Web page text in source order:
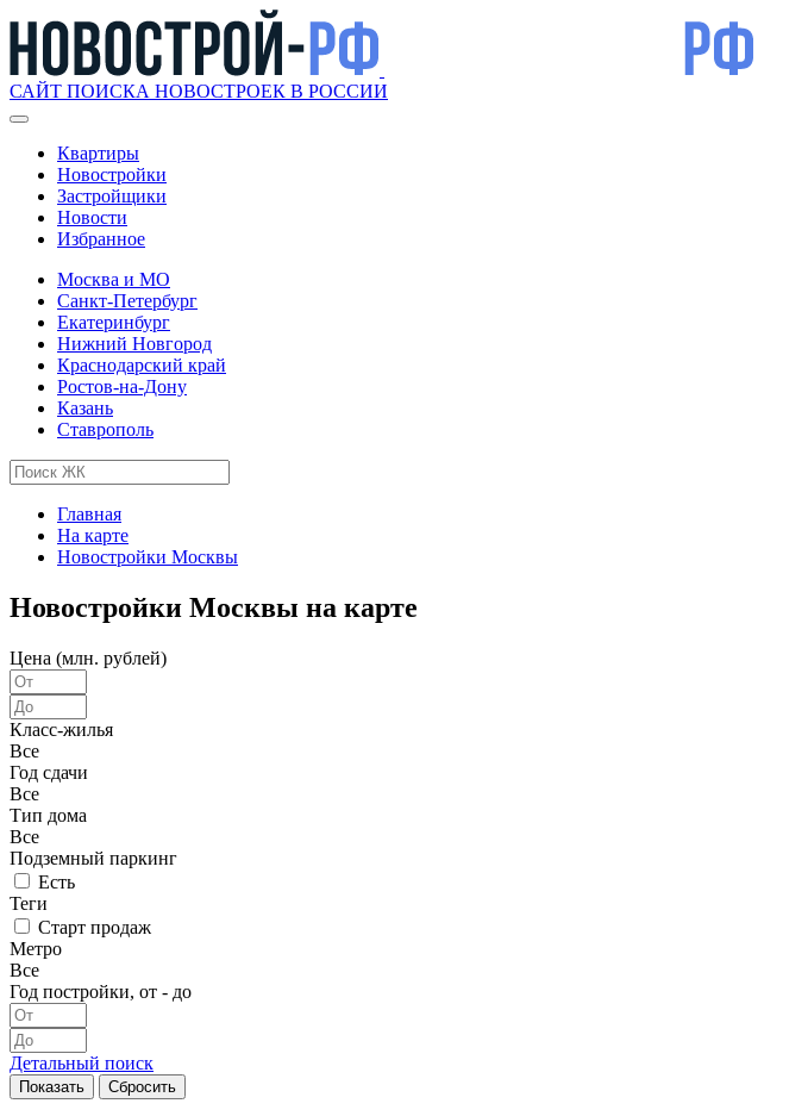
САЙТ ПОИСКА НОВОСТРОЕК В РОССИИ
Квартиры
Новостройки
Застройщики
Новости
Избранное
Москва и МО
Санкт-Петербург
Екатеринбург
Нижний Новгород
Краснодарский край
Ростов-на-Дону
Казань
Ставрополь
Главная
На карте
Новостройки Москвы
Новостройки Москвы на карте
Цена (млн. рублей)
Класс-жилья
Все
Год сдачи
Все
Тип дома
Все
Подземный паркинг
Есть
Теги
Старт продаж
Метро
Все
Год постройки, от - до
Детальный поиск